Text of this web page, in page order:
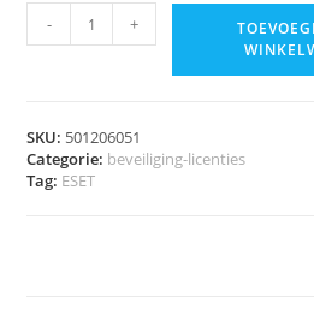
- +
SKU: 501206051
Categorie: beveiliging-licenties
Tag: ESET